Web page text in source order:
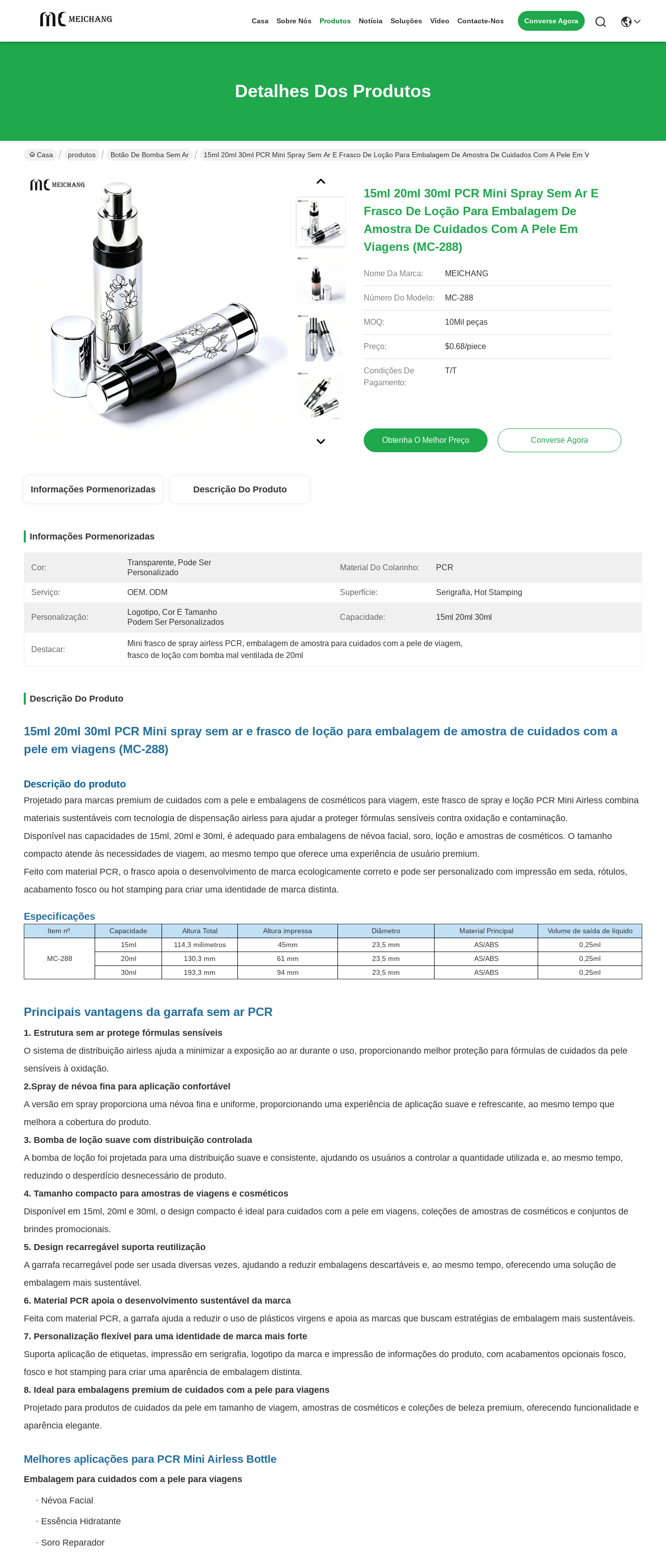
Casa Sobre Nós Produtos Notícia Soluções Vídeo Contacte-Nos Converse Agora
Detalhes Dos Produtos
Casa produtos Botão De Bomba Sem Ar 15ml 20ml 30ml PCR Mini Spray Sem Ar E Frasco De Loção Para Embalagem De Amostra De Cuidados Com A Pele Em Viagens (MC-288)
15ml 20ml 30ml PCR Mini Spray Sem Ar E
Frasco De Loção Para Embalagem De
Amostra De Cuidados Com A Pele Em
Viagens (MC-288)
Nome Da Marca: MEICHANG
Número Do Modelo: MC-288
MOQ: 10Mil peças
Preço: $0.68/piece
Condições De
Pagamento:
T/T
Obtenha O Melhor Preço Converse Agora
Informações Pormenorizadas Descrição Do Produto
Informações Pormenorizadas
Cor:
Transparente, Pode Ser
Personalizado
Material Do Colarinho: PCR
Serviço: OEM. ODM Superfície: Serigrafia, Hot Stamping
Personalização:
Logotipo, Cor E Tamanho
Podem Ser Personalizados
Capacidade: 15ml 20ml 30ml
Destacar:
Mini frasco de spray airless PCR, embalagem de amostra para cuidados com a pele de viagem,
frasco de loção com bomba mal ventilada de 20ml
Descrição Do Produto
15ml 20ml 30ml PCR Mini spray sem ar e frasco de loção para embalagem de amostra de cuidados com a
pele em viagens (MC-288)
Descrição do produto
Projetado para marcas premium de cuidados com a pele e embalagens de cosméticos para viagem, este frasco de spray e loção PCR Mini Airless combina
materiais sustentáveis ​​com tecnologia de dispensação airless para ajudar a proteger fórmulas sensíveis contra oxidação e contaminação.
Disponível nas capacidades de 15ml, 20ml e 30ml, é adequado para embalagens de névoa facial, soro, loção e amostras de cosméticos. O tamanho
compacto atende às necessidades de viagem, ao mesmo tempo que oferece uma experiência de usuário premium.
Feito com material PCR, o frasco apoia o desenvolvimento de marca ecologicamente correto e pode ser personalizado com impressão em seda, rótulos,
acabamento fosco ou hot stamping para criar uma identidade de marca distinta.
Especificações
Item nº. Capacidade Altura Total Altura impressa Diâmetro Material Principal Volume de saída de líquido
MC-288
15ml 114,3 milímetros 45mm 23,5 mm AS/ABS
0,25ml
20ml
130,3 mm 61 mm 23,5 mm AS/ABS
0,25ml
30ml
193,3 mm 94 mm 23,5 mm AS/ABS 0,25ml
Principais vantagens da garrafa sem ar PCR
1. Estrutura sem ar protege fórmulas sensíveis
O sistema de distribuição airless ajuda a minimizar a exposição ao ar durante o uso, proporcionando melhor proteção para fórmulas de cuidados da pele
sensíveis à oxidação.
2.Spray de névoa fina para aplicação confortável
A versão em spray proporciona uma névoa fina e uniforme, proporcionando uma experiência de aplicação suave e refrescante, ao mesmo tempo que
melhora a cobertura do produto.
3. Bomba de loção suave com distribuição controlada
A bomba de loção foi projetada para uma distribuição suave e consistente, ajudando os usuários a controlar a quantidade utilizada e, ao mesmo tempo,
reduzindo o desperdício desnecessário de produto.
4. Tamanho compacto para amostras de viagens e cosméticos
Disponível em 15ml, 20ml e 30ml, o design compacto é ideal para cuidados com a pele em viagens, coleções de amostras de cosméticos e conjuntos de
brindes promocionais.
5. Design recarregável suporta reutilização
A garrafa recarregável pode ser usada diversas vezes, ajudando a reduzir embalagens descartáveis ​​e, ao mesmo tempo, oferecendo uma solução de
embalagem mais sustentável.
6. Material PCR apoia o desenvolvimento sustentável da marca
Feita com material PCR, a garrafa ajuda a reduzir o uso de plásticos virgens e apoia as marcas que buscam estratégias de embalagem mais sustentáveis.
7. Personalização flexível para uma identidade de marca mais forte
Suporta aplicação de etiquetas, impressão em serigrafia, logotipo da marca e impressão de informações do produto, com acabamentos opcionais fosco,
fosco e hot stamping para criar uma aparência de embalagem distinta.
8. Ideal para embalagens premium de cuidados com a pele para viagens
Projetado para produtos de cuidados da pele em tamanho de viagem, amostras de cosméticos e coleções de beleza premium, oferecendo funcionalidade e
aparência elegante.
Melhores aplicações para PCR Mini Airless Bottle
Embalagem para cuidados com a pele para viagens
· Névoa Facial
· Essência Hidratante
· Soro Reparador